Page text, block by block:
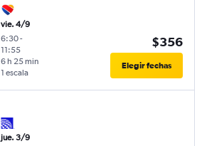
vie. 4/9
6:30-
11:55
1 escala
6 h 25 min
$356
Elegir fechas
jue. 3/9